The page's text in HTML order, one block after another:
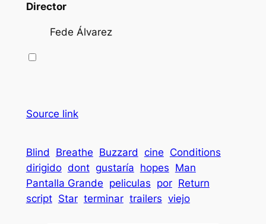
Director
Fede Álvarez
Source link
Blind Breathe Buzzard cine Conditions
dirigido dont gustaría hopes Man
Pantalla Grande peliculas por Return
script Star terminar trailers viejo